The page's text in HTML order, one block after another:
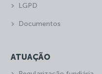
LGPD
Documentos
ATUAÇÃO